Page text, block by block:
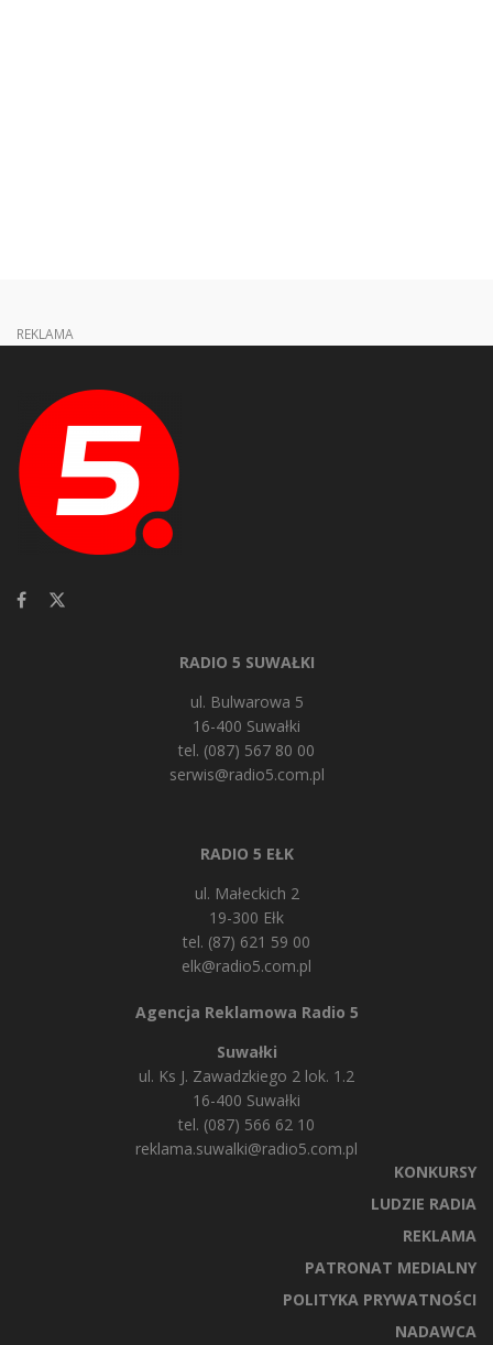
REKLAMA
RADIO 5 SUWAŁKI
ul. Bulwarowa 5
16-400 Suwałki
tel. (087) 567 80 00
serwis@radio5.com.pl
RADIO 5 EŁK
ul. Małeckich 2
19-300 Ełk
tel. (87) 621 59 00
elk@radio5.com.pl
Agencja Reklamowa Radio 5
Suwałki
ul. Ks J. Zawadzkiego 2 lok. 1.2
16-400 Suwałki
tel. (087) 566 62 10
reklama.suwalki@radio5.com.pl
KONKURSY
LUDZIE RADIA
REKLAMA
PATRONAT MEDIALNY
POLITYKA PRYWATNOŚCI
NADAWCA